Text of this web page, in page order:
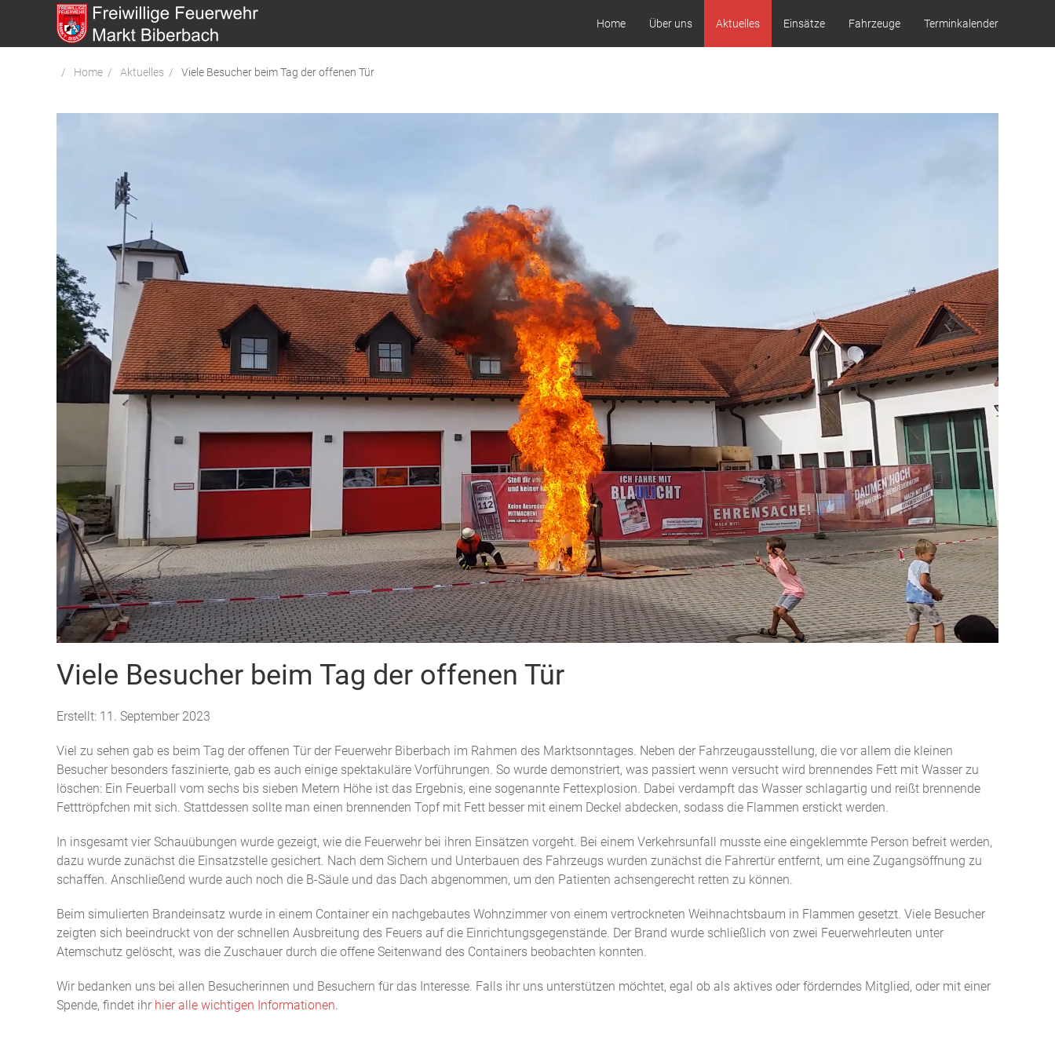
Home Über uns Aktuelles Einsätze Fahrzeuge Terminkalender
Home Aktuelles Viele Besucher beim Tag der offenen Tür
Viele Besucher beim Tag der offenen Tür
Erstellt: 11. September 2023
Viel zu sehen gab es beim Tag der offenen Tür der Feuerwehr Biberbach im Rahmen des Marktsonntages. Neben der Fahrzeugausstellung, die vor allem die kleinen
Besucher besonders faszinierte, gab es auch einige spektakuläre Vorführungen. So wurde demonstriert, was passiert wenn versucht wird brennendes Fett mit Wasser zu
löschen: Ein Feuerball vom sechs bis sieben Metern Höhe ist das Ergebnis, eine sogenannte Fettexplosion. Dabei verdampft das Wasser schlagartig und reißt brennende
Fetttröpfchen mit sich. Stattdessen sollte man einen brennenden Topf mit Fett besser mit einem Deckel abdecken, sodass die Flammen erstickt werden.
In insgesamt vier Schauübungen wurde gezeigt, wie die Feuerwehr bei ihren Einsätzen vorgeht. Bei einem Verkehrsunfall musste eine eingeklemmte Person befreit werden,
dazu wurde zunächst die Einsatzstelle gesichert. Nach dem Sichern und Unterbauen des Fahrzeugs wurden zunächst die Fahrertür entfernt, um eine Zugangsöffnung zu
schaffen. Anschließend wurde auch noch die B-Säule und das Dach abgenommen, um den Patienten achsengerecht retten zu können.
Beim simulierten Brandeinsatz wurde in einem Container ein nachgebautes Wohnzimmer von einem vertrockneten Weihnachtsbaum in Flammen gesetzt. Viele Besucher
zeigten sich beeindruckt von der schnellen Ausbreitung des Feuers auf die Einrichtungsgegenstände. Der Brand wurde schließlich von zwei Feuerwehrleuten unter
Atemschutz gelöscht, was die Zuschauer durch die offene Seitenwand des Containers beobachten konnten.
Wir bedanken uns bei allen Besucherinnen und Besuchern für das Interesse. Falls ihr uns unterstützen möchtet, egal ob als aktives oder förderndes Mitglied, oder mit einer
Spende, findet ihr hier alle wichtigen Informationen.